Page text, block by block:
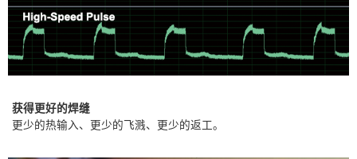
获得更好的焊缝
更少的热输入、更少的飞溅、更少的返工。